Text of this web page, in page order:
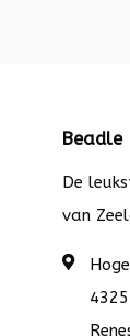
Beadle
De
van